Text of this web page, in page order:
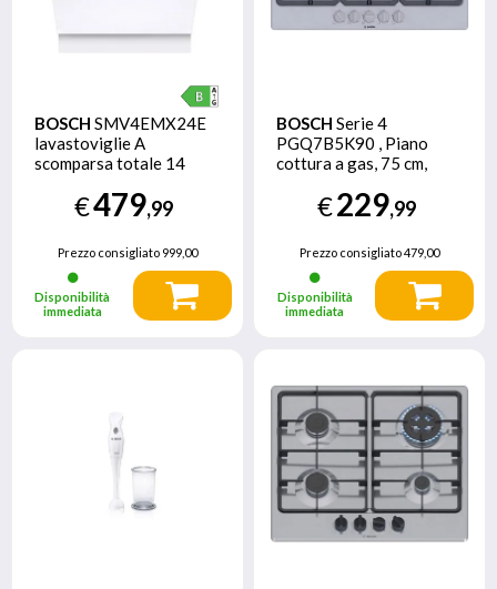
BOSCH SMV4EMX24E
lavastoviglie A
scomparsa totale 14
€479,99
Prezzo consigliato999,00
Disponibilità
immediata
BOSCH Serie 4
PGQ7B5K90 , Piano
cottura a gas, 75 cm,
€229,99
Prezzo consigliato479,00
Disponibilità
immediata